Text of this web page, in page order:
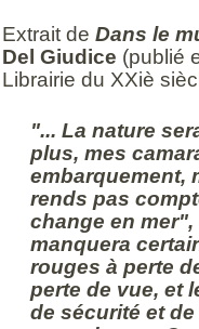
Extrait de Dans le
Del Giudice (publié
Librairie du XXiè
"... La nature
plus, mes
embarquement,
rends pas
change en
manquera
rouges à perte
perte de vue, et
de sécurité et